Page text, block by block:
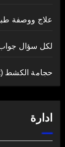
علاج ووصفة
لكل سؤال جواب
حجامة الكشط (Kerok) الاندونيسية ذات المنافع السحرية
ادارة